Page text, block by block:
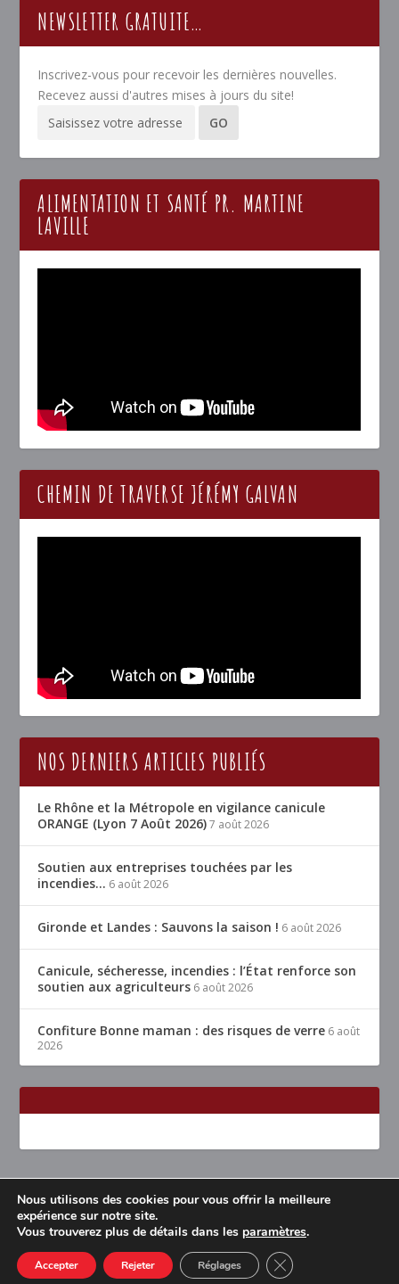
NEWSLETTER GRATUITE…
Inscrivez-vous pour recevoir les dernières nouvelles.
Recevez aussi d'autres mises à jours du site!
ALIMENTATION ET SANTÉ PR. MARTINE
LAVILLE
CHEMIN DE TRAVERSE JÉRÉMY GALVAN
NOS DERNIERS ARTICLES PUBLIÉS
Le Rhône et la Métropole en vigilance canicule
ORANGE (Lyon 7 Août 2026) 7 août 2026
Soutien aux entreprises touchées par les
incendies… 6 août 2026
Gironde et Landes : Sauvons la saison ! 6 août 2026
Canicule, sécheresse, incendies : l’État renforce son
soutien aux agriculteurs 6 août 2026
Confiture Bonne maman : des risques de verre 6 août
2026
Conçu par Elegant Themes | Propulsé par
Accueil Restaurants Lyon & alentours
Mentions légales
Contact
Nous utilisons des cookies pour vous offrir la meilleure
expérience sur notre site.
Vous trouverez plus de détails dans les paramètres.
Accepter Rejeter Réglages CLOSE GDPR